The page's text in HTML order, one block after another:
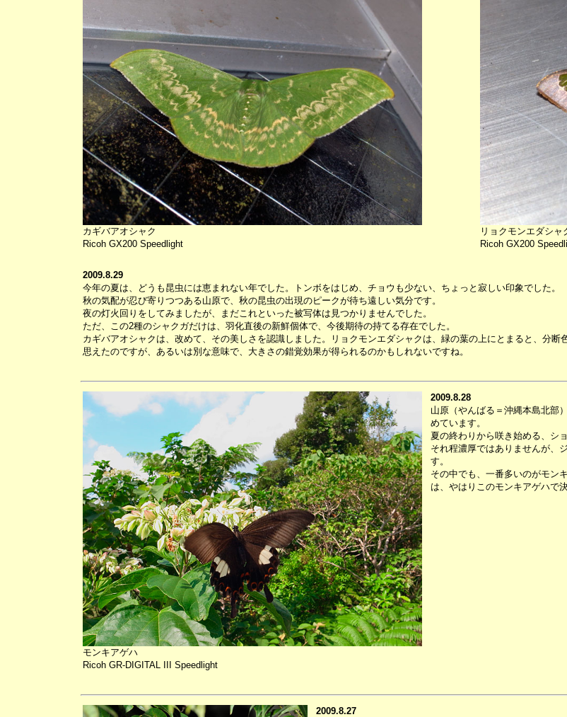
カギバアオシャク
Ricoh GX200 Speedlight
リョクモンエダシャ
Ricoh GX200
2009.8.29
今年の夏は、どうも昆虫には恵まれない年でした。トンボをはじめ、チョウも少ない、ちょっと寂しい印象でした。
秋の気配が忍び寄りつつある山原で、秋の昆虫の出現のピークが待ち遠しい気分です。
夜の灯火回りをしてみましたが、まだこれといった被写体は見つかりませんでした。
ただ、この2種のシャクガだけは、羽化直後の新鮮個体で、今後期待の持てる存在でした。
カギバアオシャクは、改めて、その美しさを認識しました。リョクモンエダシャクは、緑の葉の上にとまると、分
思えたのですが、あるいは別な意味で、大きさの錯覚効果が得られるのかもしれないですね。
モンキアゲハ
Ricoh GR-DIGITAL III Speedlight
2009.8.28
山原（やんばる＝沖縄本島北部
めています。
夏の終わりから咲き始める、シ
それ程濃厚ではありませんが、
す。
その中でも、一番多いのがモン
は、やはりこのモンキアゲハで
2009.8.27